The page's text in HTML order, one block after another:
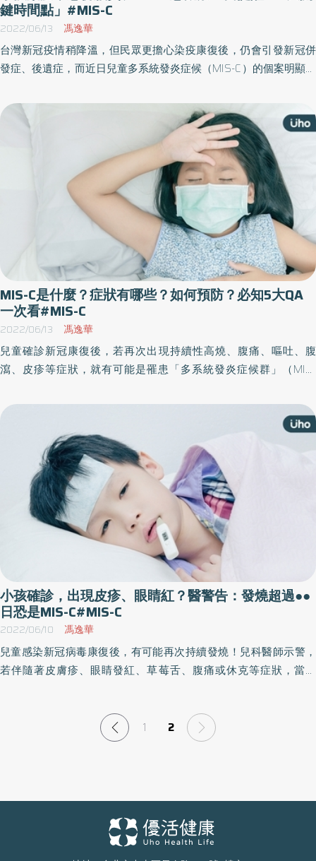
鍵時間點」#MIS-C
2022/06/13 馮逸華
台灣新冠疫情稍降溫，但民眾更擔心染疫康復後，仍會引發新冠併
發症、後遺症，而近日兒童多系統發炎症候（MIS-C）的個案明顯增
與病毒共存還需面對4大關卡，也一語道破「該不該打疫苗」的利
MIS-C是什麼？症狀有哪些？如何預防？必知5大QA
一次看#MIS-C
2022/06/13 馮逸華
兒童確診新冠康復後，若再次出現持續性高燒、腹痛、嘔吐、腹
瀉、皮疹等症狀，就有可能是罹患「多系統發炎症候群」（MIS-
後未爆彈的MIS-C到底是什麼？症狀治療、預防方法又有哪些？《優
小孩確診，出現皮疹、眼睛紅？醫警告：發燒超過●●
日恐是MIS-C#MIS-C
2022/06/10 馮逸華
兒童感染新冠病毒康復後，有可能再次持續發燒！兒科醫師示警，
若伴隨著皮膚疹、眼睛發紅、草莓舌、腹痛或休克等症狀，當心
1
2